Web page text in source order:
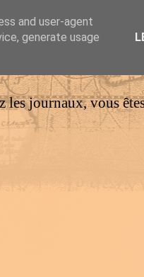
les journaux, vous
and user-agent
generate usage